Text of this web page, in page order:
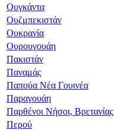
Ουγκάντα
Ουζμπεκιστάν
Ουκρανία
Ουρουγουάη
Πακιστάν
Παναμάς
Παπούα Νέα Γουινέα
Παραγουάη
Παρθένοι Νήσοι, Βρετανίας
Περού